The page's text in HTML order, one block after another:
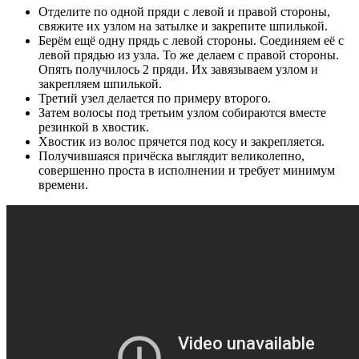
Отделите по одной пряди с левой и правой стороны,
свяжите их узлом на затылке и закрепите шпилькой.
Берём ещё одну прядь с левой стороны. Соединяем её с
левой прядью из узла. То же делаем с правой стороны.
Опять получилось 2 пряди. Их завязываем узлом и
закрепляем шпилькой.
Третий узел делается по примеру второго.
Затем волосы под третьим узлом собираются вместе
резинкой в хвостик.
Хвостик из волос прячется под косу и закрепляется.
Получившаяся причёска выглядит великолепно,
совершенно проста в исполнении и требует минимум
времени.